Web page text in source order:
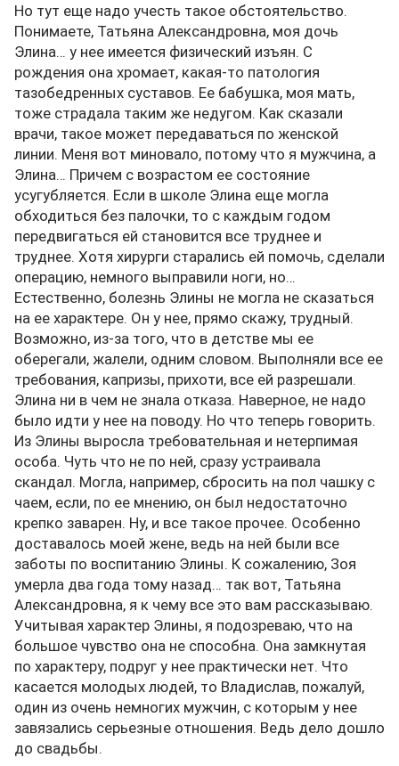
Но тут еще надо учесть такое обстоятельство.
Понимаете, Татьяна Александровна, моя дочь
Элина… у нее имеется физический изъян. С
рождения она хромает, какая-то патология
тазобедренных суставов. Ее бабушка, моя мать,
тоже страдала таким же недугом. Как сказали
врачи, такое может передаваться по женской
линии. Меня вот миновало, потому что я мужчина, а
Элина… Причем с возрастом ее состояние
усугубляется. Если в школе Элина еще могла
обходиться без палочки, то с каждым годом
передвигаться ей становится все труднее и
труднее. Хотя хирурги старались ей помочь, сделали
операцию, немного выправили ноги, но…
Естественно, болезнь Элины не могла не сказаться
на ее характере. Он у нее, прямо скажу, трудный.
Возможно, из-за того, что в детстве мы ее
оберегали, жалели, одним словом. Выполняли все ее
требования, капризы, прихоти, все ей разрешали.
Элина ни в чем не знала отказа. Наверное, не надо
было идти у нее на поводу. Но что теперь говорить.
Из Элины выросла требовательная и нетерпимая
особа. Чуть что не по ней, сразу устраивала
скандал. Могла, например, сбросить на пол чашку с
чаем, если, по ее мнению, он был недостаточно
крепко заварен. Ну, и все такое прочее. Особенно
доставалось моей жене, ведь на ней были все
заботы по воспитанию Элины. К сожалению, Зоя
умерла два года тому назад… так вот, Татьяна
Александровна, я к чему все это вам рассказываю.
Учитывая характер Элины, я подозреваю, что на
большое чувство она не способна. Она замкнутая
по характеру, подруг у нее практически нет. Что
касается молодых людей, то Владислав, пожалуй,
один из очень немногих мужчин, с которым у нее
завязались серьезные отношения. Ведь дело дошло
до свадьбы.